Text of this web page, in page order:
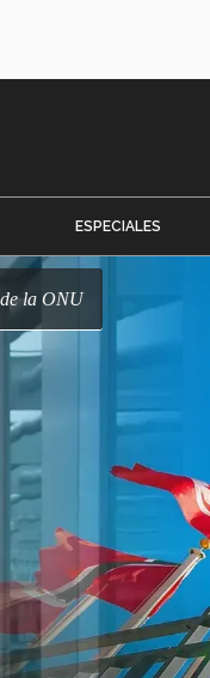
ESPECIALES
de la ONU